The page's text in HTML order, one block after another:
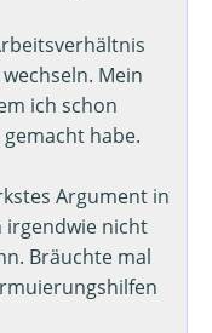
Mein
ich schon
habe.
Argument in
irgendwie nicht
Bräuchte mal